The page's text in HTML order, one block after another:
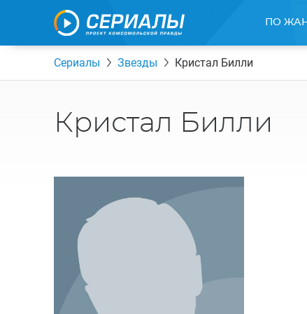
ПО
Сериалы Звезды Кристал Билли
Кристал Билли